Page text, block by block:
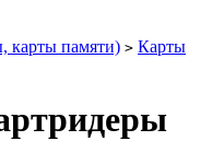
карты памяти) > Карты